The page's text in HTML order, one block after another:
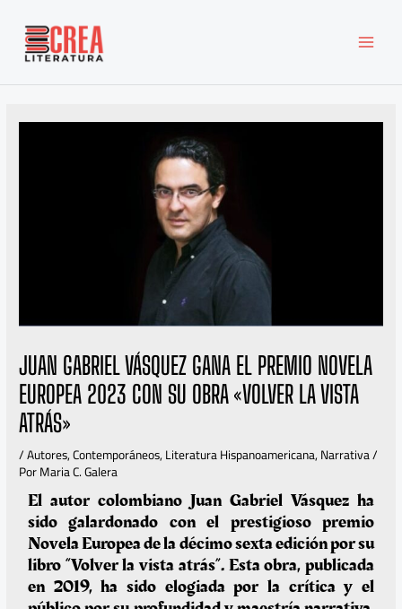
contenido
JUAN GABRIEL VÁSQUEZ GANA EL PREMIO NOVELA
EUROPEA 2023 CON SU OBRA «VOLVER LA VISTA
ATRÁS»
/Autores,Contemporáneos,Literatura Hispanoamericana,Narrativa/
PorMaria C. Galera
El autor colombiano Juan Gabriel Vásquez ha
sido galardonado con el prestigioso premio
Novela Europea de la décimo sexta edición por su
libro “Volver la vista atrás”. Esta obra, publicada
en 2019, ha sido elogiada por la crítica y el